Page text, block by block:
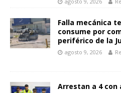
Falla mecánica
consume por
periférico de la
agosto 9, 2026
Arrestan a 4 con